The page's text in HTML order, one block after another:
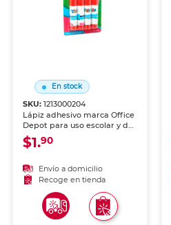
En stock
SKU:1213000204
Lápiz adhesivo marca Office
Depot para uso escolar y de
oficina. Aplicación limpia y
uniforme sobre papel,
lavable, no tóxica y de
secado rápido.
$1.90
Envío a domicilio
Recoge en tienda